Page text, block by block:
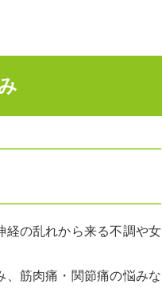
経の乱れから来る不調や女
、筋肉痛・関節痛の悩みな